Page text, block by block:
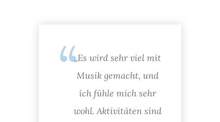
„Es wird sehr viel mit
Musik gemacht, und
ich fühle mich sehr
wohl. Aktivitäten sind